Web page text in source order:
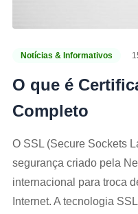
Notícias & Informativos
O que é
Completo
O SSL (Secure Sockets
segurança criado pela
internacional para troca
Internet. A tecnologia